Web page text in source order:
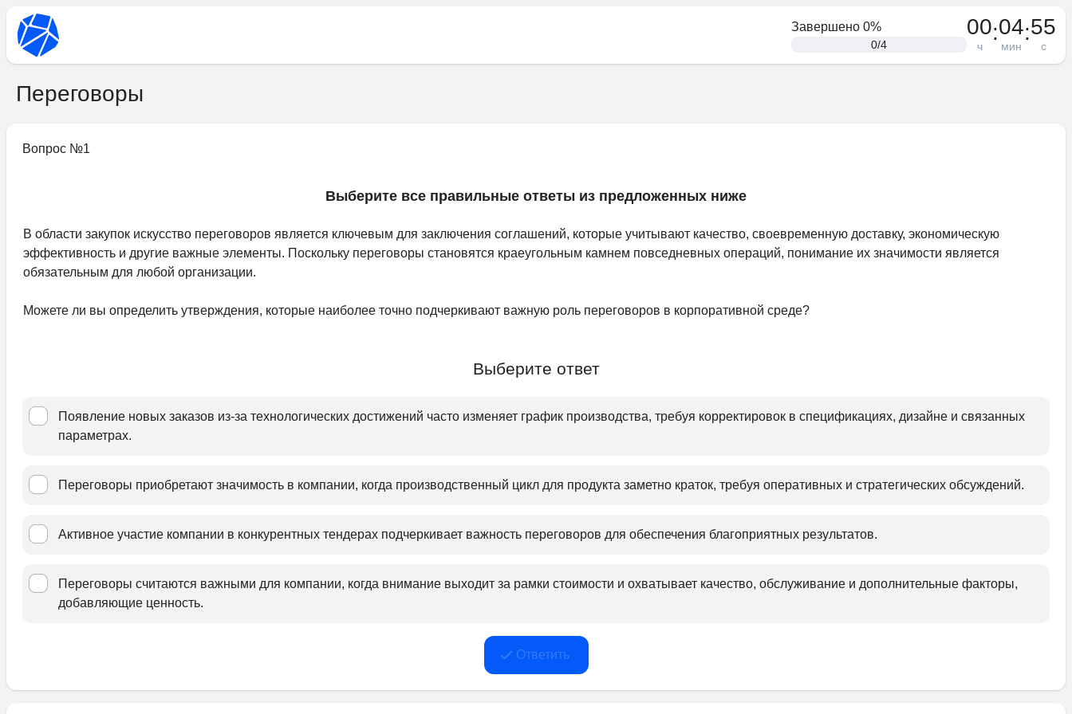
Завершено 0%
0/4
00
ч
:04
мин
:55
с
Переговоры
Вопрос №1
Выберите все правильные ответы из предложенных ниже
В области закупок искусство переговоров является ключевым для заключения соглашений, которые учитывают качество, своевременную доставку, экономическую
эффективность и другие важные элементы. Поскольку переговоры становятся краеугольным камнем повседневных операций, понимание их значимости является
обязательным для любой организации.
Можете ли вы определить утверждения, которые наиболее точно подчеркивают важную роль переговоров в корпоративной среде?
Выберите ответ
Появление новых заказов из-за технологических достижений часто изменяет график производства, требуя корректировок в спецификациях, дизайне и связанных
параметрах.﻿
Переговоры приобретают значимость в компании, когда производственный цикл для продукта заметно краток, требуя оперативных и стратегических обсуждений.﻿
Активное участие компании в конкурентных тендерах подчеркивает важность переговоров для обеспечения благоприятных результатов.﻿
Переговоры считаются важными для компании, когда внимание выходит за рамки стоимости и охватывает качество, обслуживание и дополнительные факторы,
добавляющие ценность.﻿
Ответить